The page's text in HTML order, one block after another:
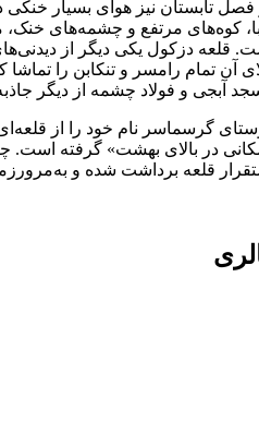
فصل تابستان نیز هوای بسیار
کوه‌های مرتفع و چشمه‌های
قلعه دزکول یکی دیگر از
آن تمام رامسر و تنکابن را
آبجی و فولاد چشمه از دیگر
گرسماسر نام خود را از
در بالای بهشت» گرفته است.
قلعه برداشت شده و